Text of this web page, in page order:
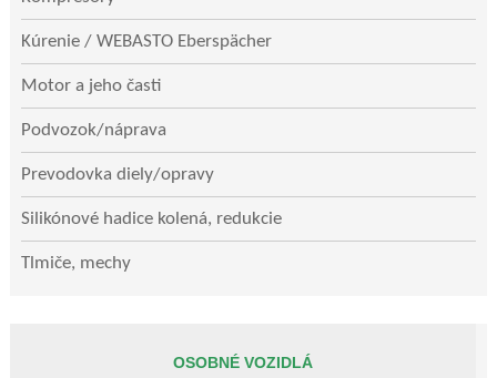
Kúrenie / WEBASTO Eberspächer
Motor a jeho časti
Podvozok/náprava
Prevodovka diely/opravy
Silikónové hadice kolená, redukcie
Tlmiče, mechy
OSOBNÉ VOZIDLÁ